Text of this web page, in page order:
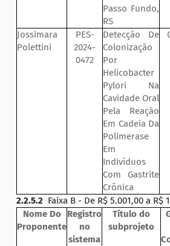
Passo Fundo,
RS
Jossimara
Polettini
PES-
2024-
0472
Detecção De
Colonização
Por
Helicobacter
Pylori Na
Cavidade Oral
Pela Reação
Em Cadeia Da
Polimerase
Em
Indivíduos
Com Gastrite
Crônica
2.2.5.2 Faixa B - De R$ 5.001,00 a R$
Nome Do
Proponente
Registro
no
sistema
Título do
subprojeto